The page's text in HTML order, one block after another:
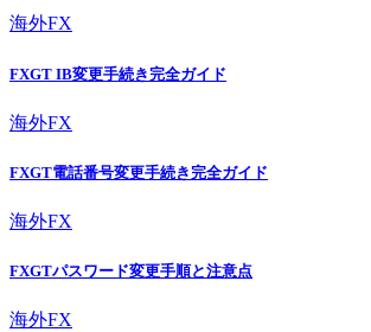
海外FX
FXGT IB変更手続き完全ガイド
海外FX
FXGT電話番号変更手続き完全ガイド
海外FX
FXGTパスワード変更手順と注意点
海外FX